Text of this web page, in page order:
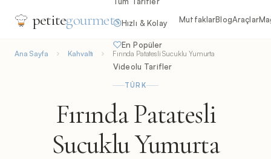
petitegourmets Hızlı & Kolay
En Popüler
Videolu Tarifler
MutfaklarBlogAraçlar
Ana Sayfa Kahvaltı Fırında Patatesli Sucuklu Yumurta
TÜRK
Fırında Patatesli
Sucuklu Yumurta